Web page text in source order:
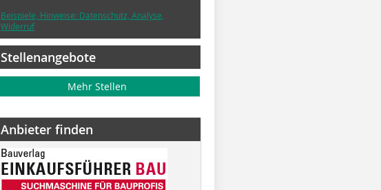
Beispiele, Hinweise: Datenschutz, Analyse,
Widerruf
Stellenangebote
Mehr Stellen
Anbieter finden